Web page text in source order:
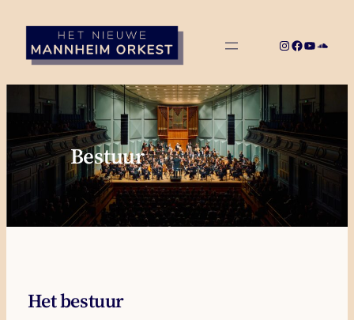
inhoud
Instagram
Facebook
YouTube
Bestuur
Het bestuur